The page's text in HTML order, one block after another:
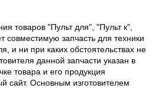
товаров "Пульт для", "Пульт к",
совместимую запчасть для техники
и ни при каких обстоятельствах не
данной запчасти указан в
товара и его продукция
сайт. Основным изготовителем